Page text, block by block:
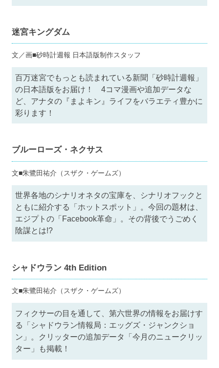
迷宮キングダム
文／画■砂時計週報 日本語版制作スタッフ
百万迷宮でもっとも読まれている新聞「砂時計週報」
の日本語版をお届け！ 4コマ漫画や追加データな
ど、アナタの『まよキン』ライフをバラエティ豊かに
彩ります！
ブルーローズ・ネクサス
文■朱鷺田祐介（スザク・ゲームズ）
世界各地のシナリオネタの宝庫を、シナリオフックと
ともに紹介する「ホットスポット」。今回の題材は、
エジプトの「Facebook革命」。その背後でうごめく
陰謀とは!?
シャドウラン 4th Edition
文■朱鷺田祐介（スザク・ゲームズ）
フィクサーの目を通して、第六世界の情報をお届けす
る「シャドウラン情報局：エッグズ・ジャンクショ
ン」。クリッターの追加データ「今月のニュークリッ
ター」も掲載！